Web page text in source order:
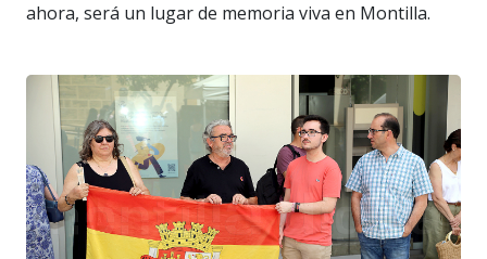
ahora, será un lugar de memoria viva en Montilla.